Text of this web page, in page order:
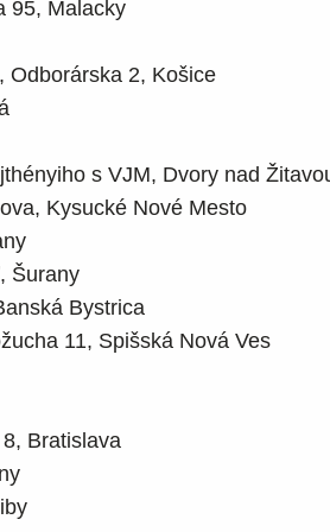
95, Malacky
Odborárska 2, Košice
s VJM, Dvory nad
Kysucké Nové Mesto
Šurany
Bystrica
11, Spišská Nová Ves
Bratislava